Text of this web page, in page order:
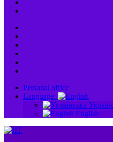
Personal office
Language:
English